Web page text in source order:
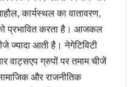
कार्यस्थल का वातावरण,
प्रभावित करता है। आजकल
ज्यादा आती है। नेगेटिविटी
वाट्सएप ग्रुपों पर तमाम चीजें
और राजनीतिक